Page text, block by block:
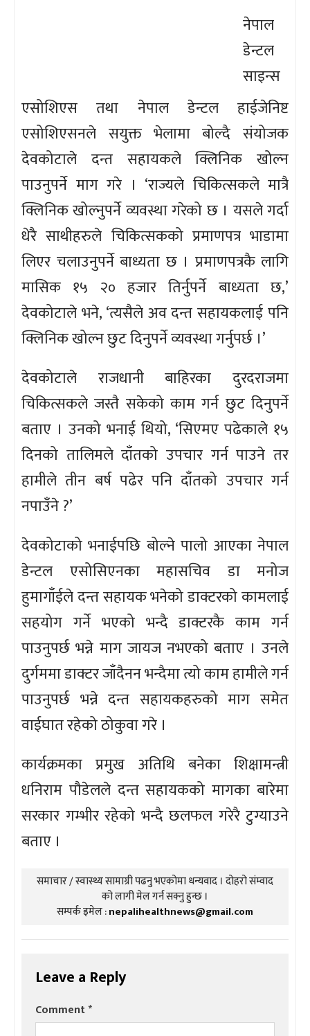
नेपाल
डेन्टल
साइन्स
एसोशिएस तथा नेपाल डेन्टल हाईजेनिष्ट
एसोशिएसनले सयुक्त भेलामा बोल्दै संयोजक
देवकोटाले दन्त सहायकले क्लिनिक खोल्न
पाउनुपर्ने माग गरे । ‘राज्यले चिकित्सकले मात्रै
क्लिनिक खोल्नुपर्ने व्यवस्था गरेको छ । यसले गर्दा
धेरै साथीहरुले चिकित्सकको प्रमाणपत्र भाडामा
लिएर चलाउनुपर्ने बाध्यता छ । प्रमाणपत्रकै लागि
मासिक १५ २० हजार तिर्नुपर्ने बाध्यता छ,’
देवकोटाले भने, ‘त्यसैले अव दन्त सहायकलाई पनि
क्लिनिक खोल्न छुट दिनुपर्ने व्यवस्था गर्नुपर्छ ।’
देवकोटाले राजधानी बाहिरका दुरदराजमा
चिकित्सकले जस्तै सकेको काम गर्न छुट दिनुपर्ने
बताए । उनको भनाई थियो, ‘सिएमए पढेकाले १५
दिनको तालिमले दाँतको उपचार गर्न पाउने तर
हामीले तीन बर्ष पढेर पनि दाँतको उपचार गर्न
नपाउँने ?’
देवकोटाको भनाईपछि बोल्ने पालो आएका नेपाल
डेन्टल एसोसिएनका महासचिव डा मनोज
हुमागाँईले दन्त सहायक भनेको डाक्टरको कामलाई
सहयोग गर्ने भएको भन्दै डाक्टरकै काम गर्न
पाउनुपर्छ भन्ने माग जायज नभएको बताए । उनले
दुर्गममा डाक्टर जाँदैनन भन्दैमा त्यो काम हामीले गर्न
पाउनुपर्छ भन्ने दन्त सहायकहरुको माग समेत
वाईघात रहेको ठोकुवा गरे ।
कार्यक्रमका प्रमुख अतिथि बनेका शिक्षामन्त्री
धनिराम पौडेलले दन्त सहायकको मागका बारेमा
सरकार गम्भीर रहेको भन्दै छलफल गरेरै टुग्याउने
बताए ।
समाचार / स्वास्थ्य सामाग्री पढनु भएकोमा धन्यवाद । दोहरो संम्वाद
को लागी मेल गर्न सक्नु हुन्छ ।
सम्पर्क इमेल :nepalihealthnews@gmail.com
Leave a Reply
Comment*